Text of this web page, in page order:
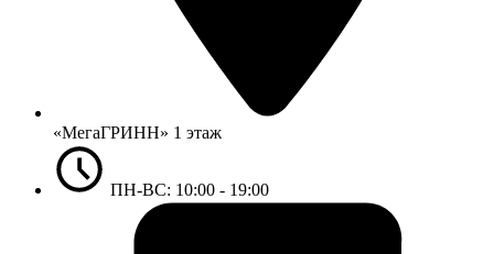
«МегаГРИНН» 1 этаж
ПН-ВС: 10:00 - 19:00